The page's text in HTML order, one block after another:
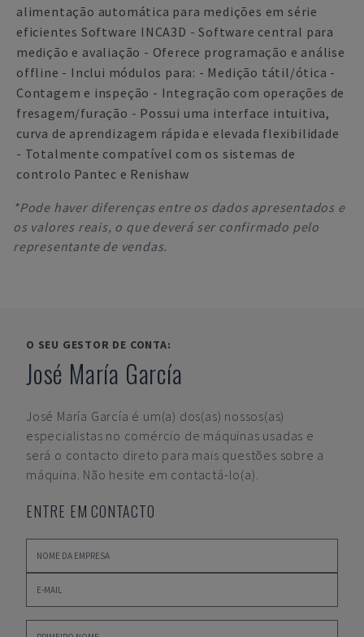
alimentação automática para medições em série
eficientes Software INCA3D - Software central para
medição e avaliação - Oferece programação e análise
offline - Inclui módulos para: - Medição tátil/ótica -
Contagem e inspeção - Integração com operações de
fresagem/furação - Possui uma interface intuitiva,
curva de aprendizagem rápida e elevada flexibilidade
- Totalmente compatível com os sistemas de
controlo Pantec e Renishaw
*Pode haver diferenças entre os dados apresentados e
os valores reais, o que deverá ser confirmado pelo
representante de vendas.
O SEU GESTOR DE CONTA:
José María García
José María García é um(a) dos(as) nossos(as)
especialistas no comércio de máquinas usadas e
será o contacto direto para mais questões sobre a
máquina. Não hesite em contactá-lo(a).
ENTRE EM CONTACTO